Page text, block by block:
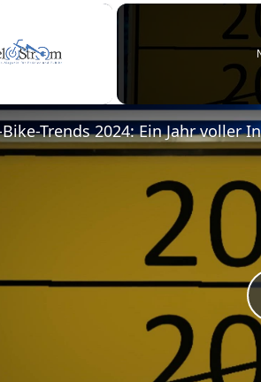
×
Bike-Trends 2024: Ein Jahr voller